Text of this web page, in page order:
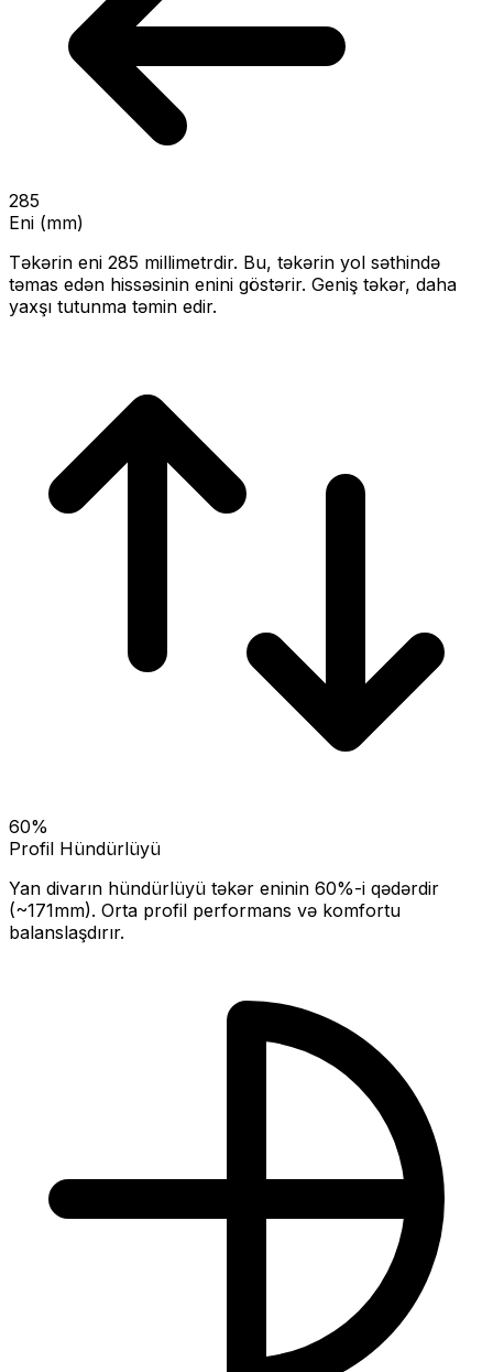
285
Eni (mm)
Təkərin eni 285 millimetrdir. Bu, təkərin yol səthində
təmas edən hissəsinin enini göstərir. Geniş təkər, daha
yaxşı tutunma təmin edir.
60%
Profil Hündürlüyü
Yan divarın hündürlüyü təkər eninin 60%-i qədərdir
(~171mm). Orta profil performans və komfortu
balanslaşdırır.